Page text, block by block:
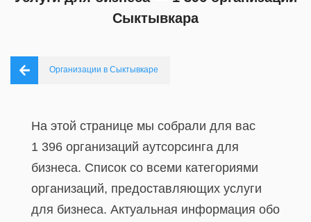
Сыктывкара
Организации в Сыктывкаре
На этой странице мы собрали для вас
1 396 организаций аутсорсинга для
бизнеса. Список со всеми категориями
организаций, предоставляющих услуги
для бизнеса. Актуальная информация обо